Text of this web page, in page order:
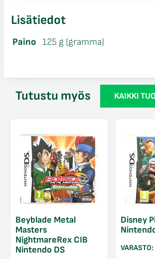
Lisätiedot
Paino 125 g (gramma)
Tutustu myös KAIKKI
Beyblade Metal
Masters
NightmareRex CIB
Nintendo DS
Disney
VARASTO: